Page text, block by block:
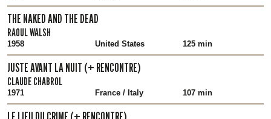
THE NAKED AND THE DEAD
RAOUL WALSH
1958 United States 125 min
JUSTE AVANT LA NUIT (+ RENCONTRE)
CLAUDE CHABROL
1971 France / Italy 107 min